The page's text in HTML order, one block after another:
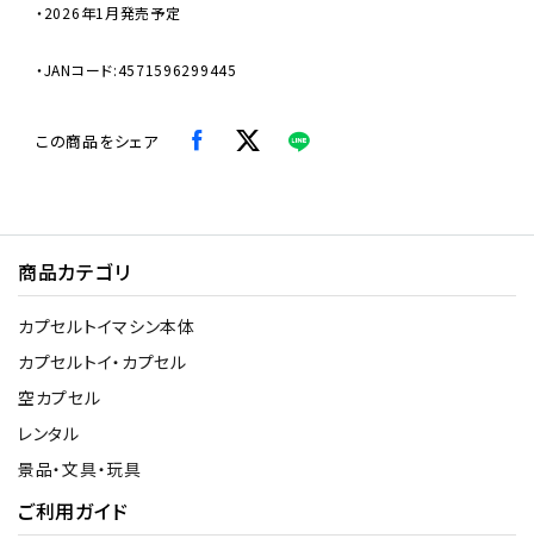
・2026年1月発売予定
・JANコード:4571596299445
この商品をシェア
商品カテゴリ
カプセルトイマシン本体
カプセルトイ・カプセル
空カプセル
レンタル
景品・文具・玩具
ご利用ガイド